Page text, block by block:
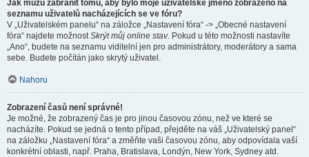
Jak můžu zabránit tomu, aby bylo moje uživatelské jméno zobrazeno na
seznamu uživatelů nacházejících se ve fóru?
V „Uživatelském panelu“ na záložce „Nastavení fóra“ -> „Obecné nastavení
fóra“ najdete možnostSkrýt můj online stav. Pokud u této možnosti nastavíte
„Ano“, budete na seznamu viditelní jen pro administrátory, moderátory a sama
sebe. Budete počítán jako skrytý uživatel.
Nahoru
Zobrazení časů není správné!
Je možné, že zobrazený čas je pro jinou časovou zónu, než ve které se
nacházíte. Pokud se jedná o tento případ, přejděte na váš „Uživatelský panel“
na záložku „Nastavení fóra“ a změňte vaši časovou zónu, aby odpovídala vaší
konkrétní oblasti, např. Praha, Bratislava, Londýn, New York, Sydney atd.